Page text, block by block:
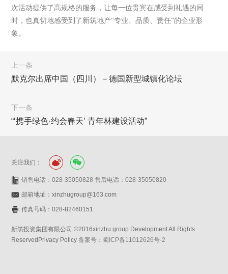
次活动提供了高规格的服务，让每一位贵宾在感受到礼遇的同
时，也真切地感受到了新筑地产“专业、品质、责任”的企业形
象。
上一条
默克尔出席中国（四川）－德国新型城镇化论坛
下一条
“‘携手绿色·约会春天’ 青年林建设活动”
关注我们：
销售电话：028-35050828 售后电话：028-35050820
邮箱地址：xinzhugroup@163.com
传真号码：028-82460151
新筑投资集团有限公司 ©2016xinzhu group Development All Rights
ReservedPrivacy Policy备案号：蜀ICP备11012626号-2